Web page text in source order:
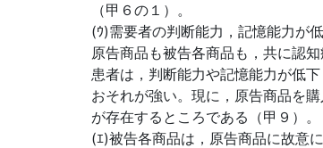
（甲６の１）。
(ｳ)需要者の判断能力，記憶能力が
原告商品も被告各商品も，共に認
患者は，判断能力や記憶能力が低
おそれが強い。現に，原告商品を
が存在するところである（甲９）。
(ｴ)被告各商品は，原告商品に故意